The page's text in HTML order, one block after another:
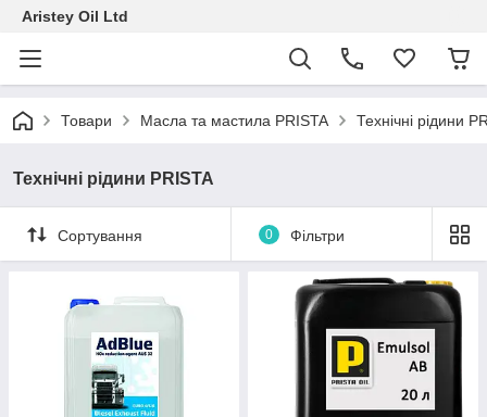
Aristey Oil Ltd
Товари Масла та мастила PRISTA Технічні рідини
Технічні рідини PRISTA
Сортування 0 Фільтри